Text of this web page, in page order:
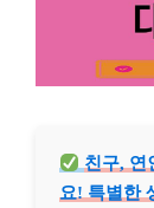
친구, 연
요! 특별한